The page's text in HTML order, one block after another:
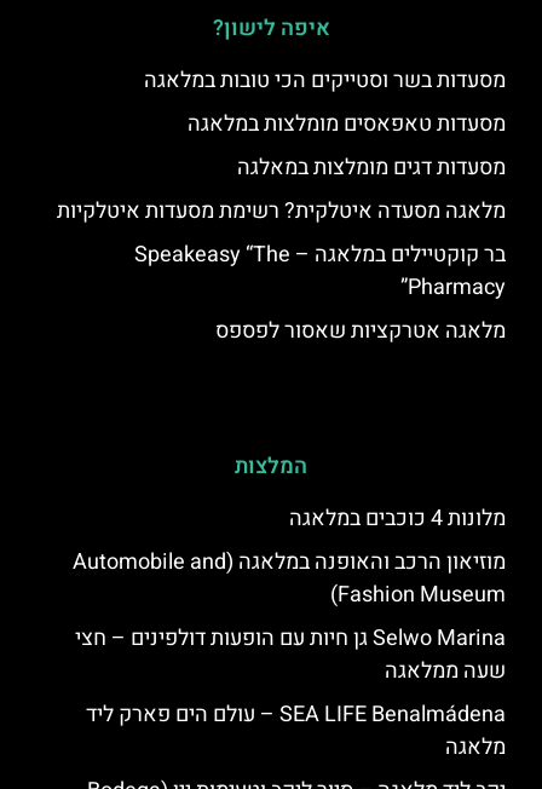
איפה לישון?
מסעדות בשר וסטייקים הכי טובות במלאגה
מסעדות טאפאסים מומלצות במלאגה
מסעדות דגים מומלצות במאלגה
מלאגה מסעדה איטלקית? רשימת מסעדות איטלקיות
בר קוקטיילים במלאגה – Speakeasy “The
Pharmacy”
מלאגה אטרקציות שאסור לפספס
המלצות
מלונות 4 כוכבים במלאגה
מוזיאון הרכב והאופנה במלאגה (Automobile and
Fashion Museum)
Selwo Marina גן חיות עם הופעות דולפינים – חצי
שעה ממלאגה
SEA LIFE Benalmádena – עולם הים פארק ליד
מלאגה